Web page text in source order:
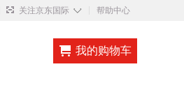
关注京东国际 ◇ 帮助中心
我的购物车